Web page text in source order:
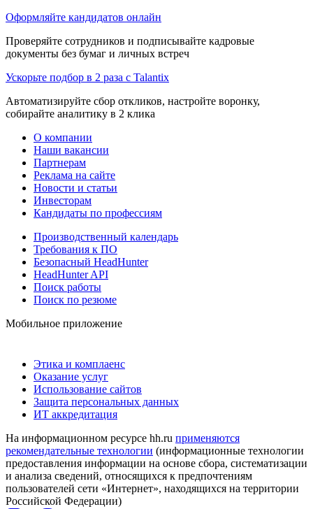
Оформляйте кандидатов онлайн
Проверяйте сотрудников и подписывайте кадровые
документы без бумаг и личных встреч
Ускорьте подбор в 2 раза с Talantix
Автоматизируйте сбор откликов, настройте воронку,
собирайте аналитику в 2 клика
О компании
Наши вакансии
Партнерам
Реклама на сайте
Новости и статьи
Инвесторам
Кандидаты по профессиям
Производственный календарь
Требования к ПО
Безопасный HeadHunter
HeadHunter API
Поиск работы
Поиск по резюме
Мобильное приложение
Этика и комплаенс
Оказание услуг
Использование сайтов
Защита персональных данных
ИТ аккредитация
На информационном ресурсе hh.ru применяются
рекомендательные технологии (информационные технологии
предоставления информации на основе сбора, систематизации
и анализа сведений, относящихся к предпочтениям
пользователей сети «Интернет», находящихся на территории
Российской Федерации)